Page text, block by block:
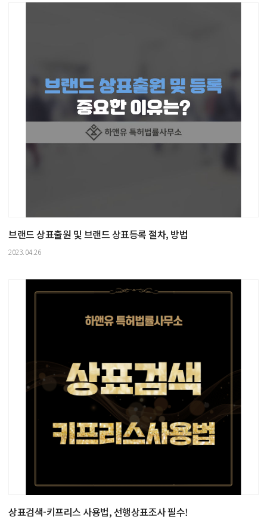
브랜드 상표출원 및 브랜드 상표등록 절차, 방법
2023.04.26
상표검색-키프리스 사용법, 선행상표조사 필수!